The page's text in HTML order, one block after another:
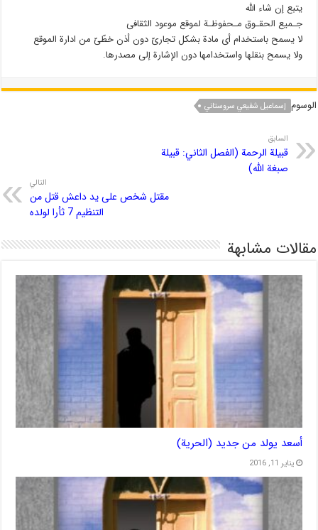
یتبع إن شاء الله
جـمیع الحقـوق مـحفوظـة لموقع موعود الثقافی
لا یسمح باستخدام أی مادة بشكل تجاریّ دون أذن خطّیّ من ادارة الموقع
ولا یسمح بنقلها واستخدامها دون الإشارة إلى مصدرها.
الوسوم إسماعيل شفيعي سروستاني
السابق
قبيلة الرحمة (الفصل الثاني: قبيلة
صبغة الله)
التالي
مقتل شخص على يد داعش قتل من
التنظيم 7 ثأرا لولده
مقالات مشابهة
أسعد يولد من جديد (الحرية)
يناير 11, 2016